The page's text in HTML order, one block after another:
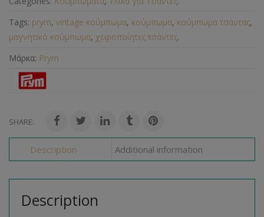
Tags: prym, vintage κούμπωμα, κούμπωμα, κούμπωμα τσάντας,
μαγνητικό κούμπωμα, χειροποίητες τσάντες.
Μάρκα: Prym
SHARE:
Description Additional information
Description